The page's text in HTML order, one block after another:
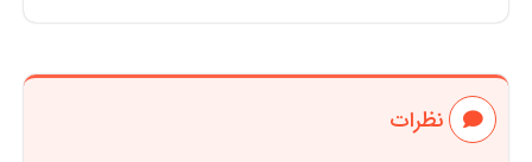
نظرات